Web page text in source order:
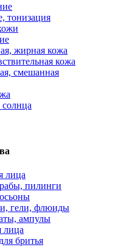
тонизация
жирная кожа
кожа
смешанная
лица
пилинги
гели, флюиды
ампулы
лица
бритья